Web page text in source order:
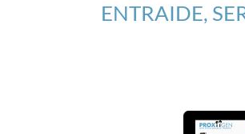
ENTRAIDE,